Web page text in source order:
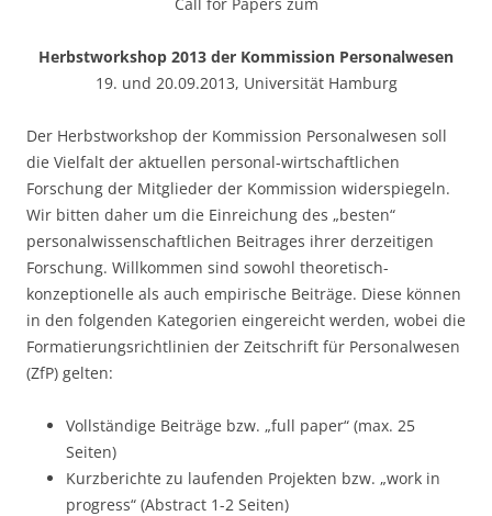
Herbstworkshop 2013 der Kommission Personalwesen
19. und 20.09.2013, Universität Hamburg
Der Herbstworkshop der Kommission Personalwesen soll
die Vielfalt der aktuellen personal-wirtschaftlichen
Forschung der Mitglieder der Kommission widerspiegeln.
Wir bitten daher um die Einreichung des „besten“
personalwissenschaftlichen Beitrages ihrer derzeitigen
Forschung. Willkommen sind sowohl theoretisch-
konzeptionelle als auch empirische Beiträge. Diese können
in den folgenden Kategorien eingereicht werden, wobei die
Formatierungsrichtlinien der Zeitschrift für Personalwesen
(ZfP) gelten:
Vollständige Beiträge bzw. „full paper“ (max. 25
Seiten)
Kurzberichte zu laufenden Projekten bzw. „work in
progress“ (Abstract 1-2 Seiten)